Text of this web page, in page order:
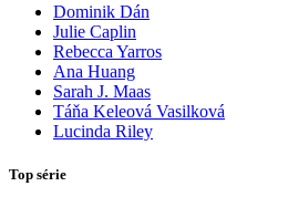
Dominik Dán
Julie Caplin
Rebecca Yarros
Ana Huang
Sarah J. Maas
Táňa Keleová Vasilková
Lucinda Riley
Top série